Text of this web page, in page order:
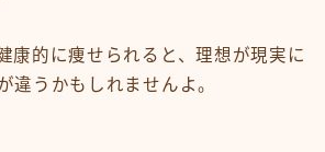
康的に痩せられると、理想が現実に
違うかもしれませんよ。